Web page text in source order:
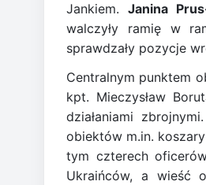
Jankiem.Janina
walczyły ramię w
sprawdzały pozycje
Centralnym punktem
kpt. Mieczysław
działaniami
obiektów m.in.
tym czterech
Ukraińców, a wieść